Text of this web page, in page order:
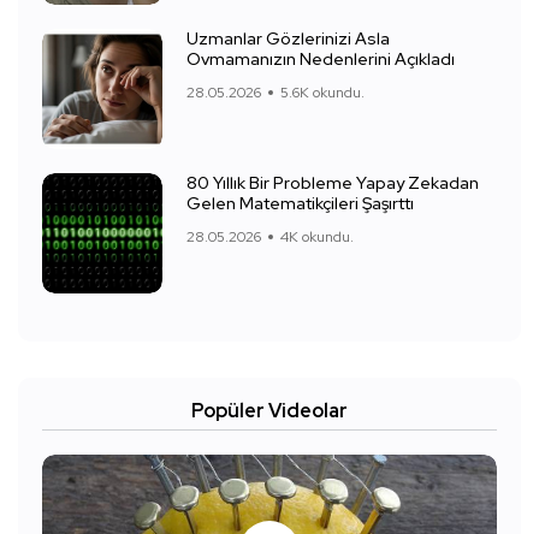
Uzmanlar Gözlerinizi Asla
Ovmamanızın Nedenlerini Açıkladı
28.05.2026 5.6K okundu.
80 Yıllık Bir Probleme Yapay Zekadan
Gelen Matematikçileri Şaşırttı
28.05.2026 4K okundu.
Popüler Videolar